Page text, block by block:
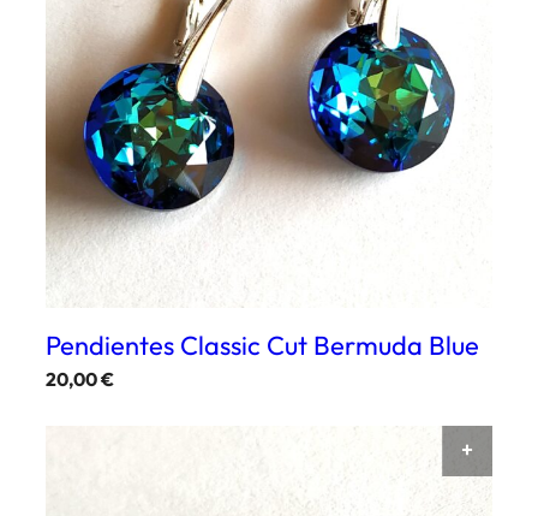
Pendientes Classic Cut Bermuda Blue
20,00€